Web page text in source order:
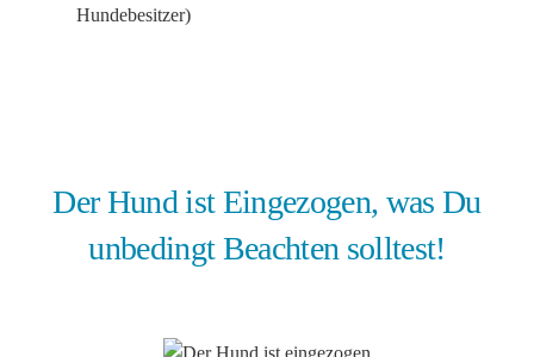
Hundebesitzer)
Der Hund ist Eingezogen, was Du
unbedingt Beachten solltest!